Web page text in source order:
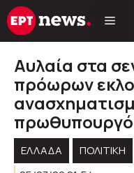
Μετάβαση
σε
Αυλαία στα
πρόωρων
ΕΛΛΑΔΑ
ΠΟΛΙΤΙΚΉ